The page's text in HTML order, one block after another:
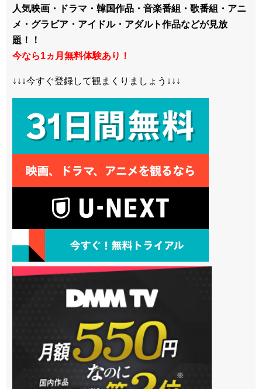
人気映画・ドラマ・韓国作品・音楽番組・歌番組・アニ
メ・グラビア・アイドル・アダルト作品などが見放
題！！
今なら1ヵ月無料体験あり！
↓↓↓今すぐ登録して観まくりましょう↓↓↓